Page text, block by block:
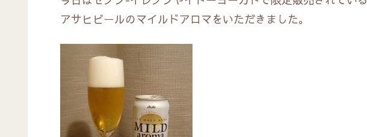
アサヒビールのマイルドアロマをいただきました。